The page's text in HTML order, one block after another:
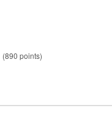
(890 points)